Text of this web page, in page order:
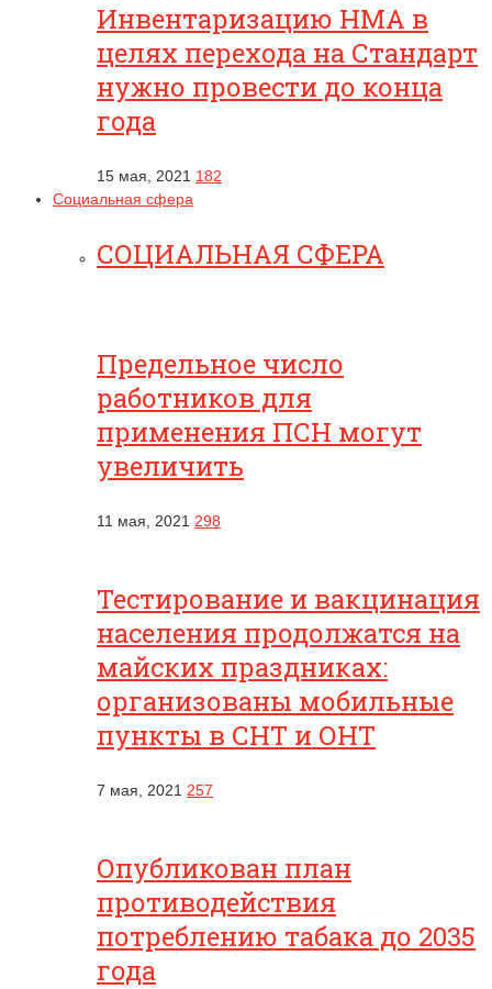
Инвентаризацию НМА в
целях перехода на Стандарт
нужно провести до конца
года
15 мая, 2021 182
Социальная сфера
СОЦИАЛЬНАЯ СФЕРА
Предельное число
работников для
применения ПСН могут
увеличить
11 мая, 2021 298
Тестирование и вакцинация
населения продолжатся на
майских праздниках:
организованы мобильные
пункты в СНТ и ОНТ
7 мая, 2021 257
Опубликован план
противодействия
потреблению табака до 2035
года